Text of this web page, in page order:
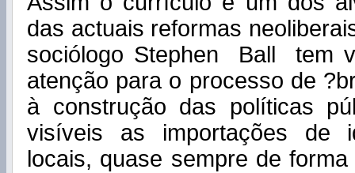
das actuais reformas
sociólogo Stephen Ball tem
atenção para o processo de
à construção das políticas
visíveis as importações de
locais, quase sempre de